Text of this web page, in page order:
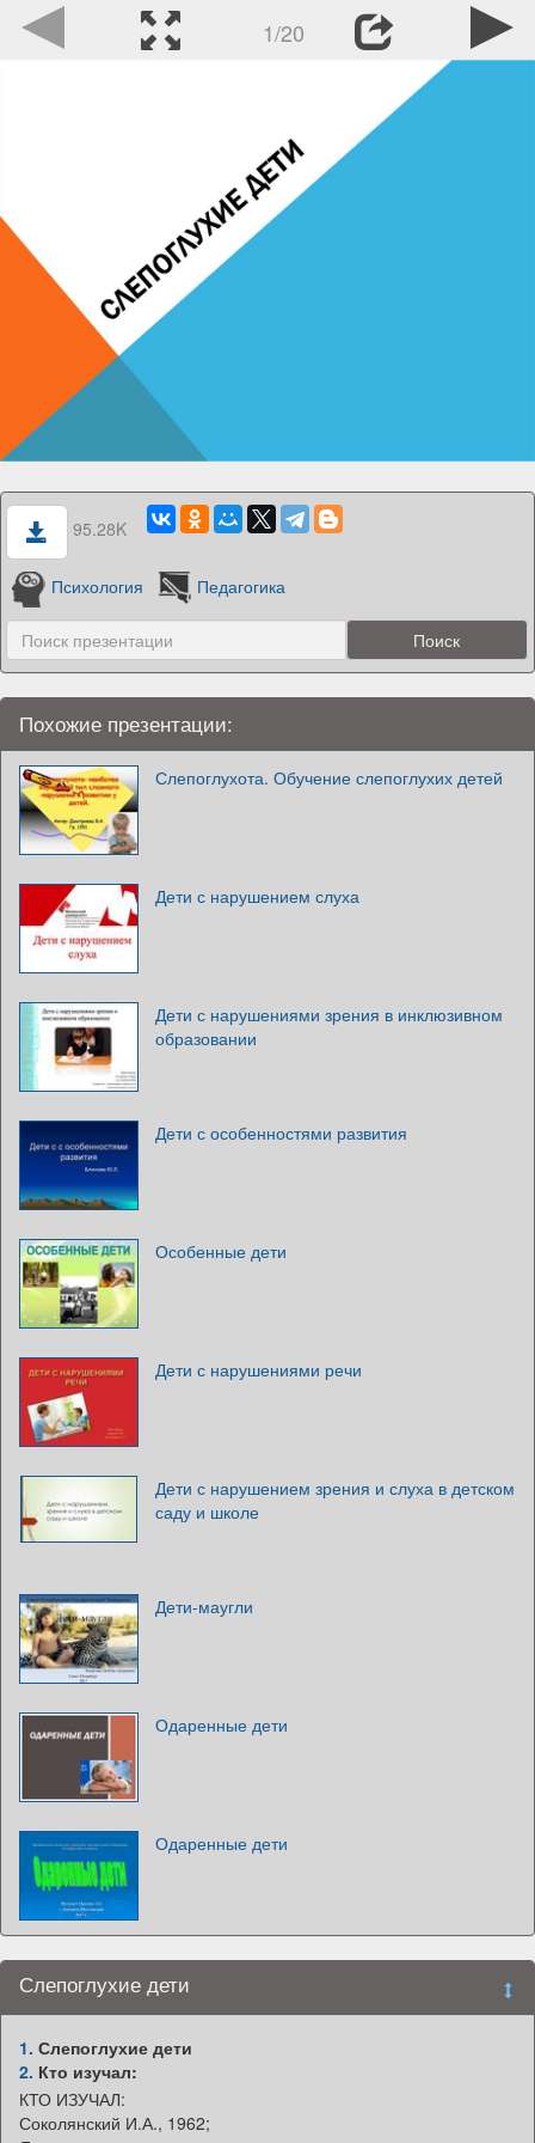
1/20
95.28K
Психология Педагогика
Похожие презентации:
Слепоглухота. Обучение слепоглухих детей
Дети с нарушением слуха
Дети с нарушениями зрения в инклюзивном
образовании
Дети с особенностями развития
Особенные дети
Дети с нарушениями речи
Дети с нарушением зрения и слуха в детском
саду и школе
Дети-маугли
Одаренные дети
Одаренные дети
Слепоглухие дети
1. Слепоглухие дети
2. Кто изучал:
КТО ИЗУЧАЛ:
Соколянский И.А., 1962;